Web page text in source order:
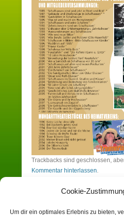
Cookie-
Um dir ein optimales Erlebnis zu bieten,
Trackbacks sind geschlossen,
Kommentar hinterlassen